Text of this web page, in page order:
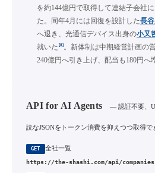
を約144億円で取得して連結子会社に
た。同年4月には回復を設計した長
へ退き、光通信デバイス出身の小又
就いた [8]。新体制は中期経営計画の
240億円へ引き上げ、配当も180円へ
API for AI Agents — 認証不要、
読なJSONをトークン消費を抑えつつ取得で
GET 全社一覧
https://the-shashi.com/api/